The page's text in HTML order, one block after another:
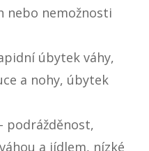
nebo nemožnosti
úbytek váhy,
a nohy, úbytek
podrážděnost,
a jídlem, nízké